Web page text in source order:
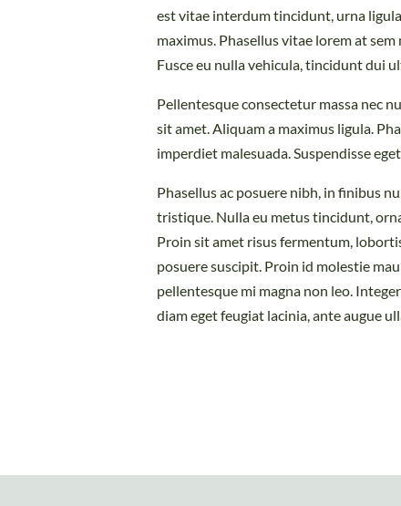
est vitae interdum tincidunt, urna
maximus. Phasellus vitae lorem at
Fusce eu nulla vehicula, tincidunt dui
Pellentesque consectetur massa nec
sit amet. Aliquam a maximus ligula.
imperdiet malesuada. Suspendisse
Phasellus ac posuere nibh, in finibus
tristique. Nulla eu metus tincidunt,
Proin sit amet risus fermentum,
posuere suscipit. Proin id molestie
pellentesque mi magna non leo.
diam eget feugiat lacinia, ante augue